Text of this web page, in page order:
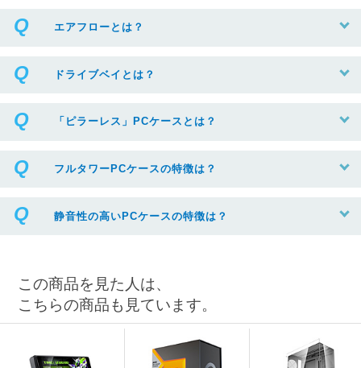
エアフローとは？
ドライブベイとは？
「ピラーレス」PCケースとは？
フルタワーPCケースの特徴は？
静音性の高いPCケースの特徴は？
この商品を見た人は、
こちらの商品も見ています。